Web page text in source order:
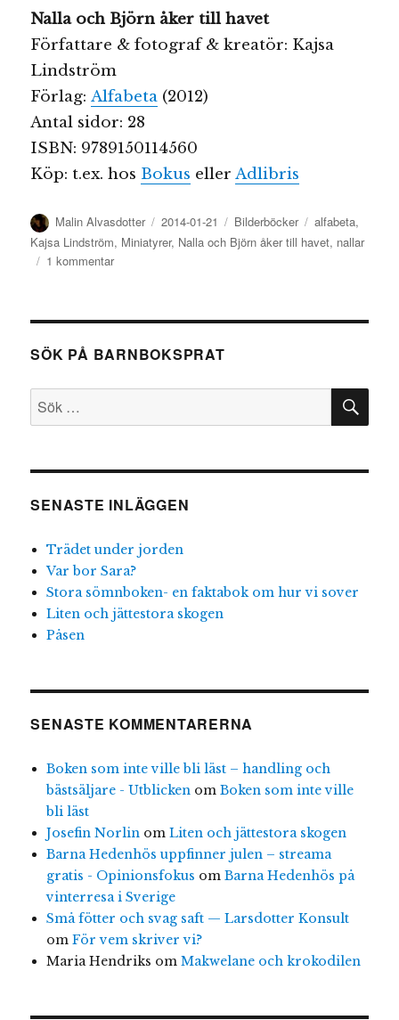
Nalla och Björn åker till havet
Författare & fotograf & kreatör: Kajsa
Lindström
Förlag:Alfabeta (2012)
Antal sidor: 28
ISBN: 9789150114560
Köp: t.ex. hos Bokus ellerAdlibris
Författare
Malin Alvasdotter
Publicerat
den
2014-01-21 Kategorier
Bilderböcker Etiketter
alfabeta,
Kajsa Lindström, Miniatyrer, Nalla och Björn åker till havet, nallar
1 kommentartill
till
SÖK PÅ BARNBOKSPRAT
Sök
SENASTE INLÄGGEN
Trädet under jorden
Var bor Sara?
Stora sömnboken- en faktabok om hur vi sover
Liten och jättestora skogen
Påsen
SENASTE KOMMENTARERNA
Boken som inte ville bli läst – handling och
bästsäljare - Utblickenom Boken som inte ville
bli läst
Josefin Norlinom Liten och jättestora skogen
Barna Hedenhös uppfinner julen – streama
gratis - Opinionsfokus om Barna Hedenhös på
vinterresa i Sverige
Små fötter och svag saft — Larsdotter Konsult
om För vem skriver vi?
Maria Hendriks om Makwelane och krokodilen